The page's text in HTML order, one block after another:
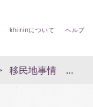
khirinについて ヘルプ
移民地事情 第１３８号